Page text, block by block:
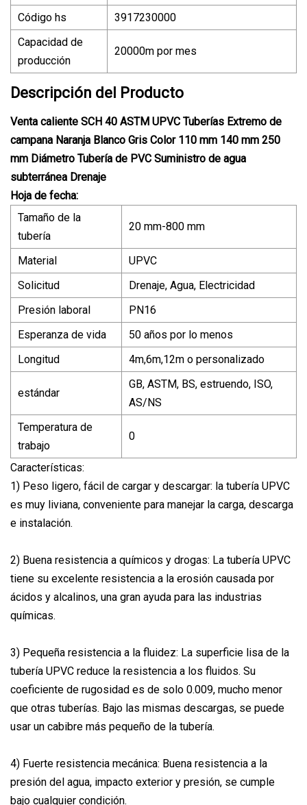
Código hs
3917230000
Capacidad de
producción
20000m por mes
Descripción del Producto
Venta caliente SCH 40 ASTM UPVC Tuberías Extremo de
campana Naranja Blanco Gris Color 110 mm 140 mm 250
mm Diámetro Tubería de PVC Suministro de agua
subterránea Drenaje
Hoja de fecha:
Tamaño de la
tubería
20 mm-800 mm
Material
UPVC
Solicitud
Drenaje, Agua, Electricidad
Presión laboral
PN16
Esperanza de vida
50 años por lo menos
Longitud
4m,6m,12m o personalizado
estándar
GB, ASTM, BS, estruendo, ISO,
AS/NS
Temperatura de
trabajo
0
Características:
1) Peso ligero, fácil de cargar y descargar: la tubería UPVC
es muy liviana, conveniente para manejar la carga, descarga
e instalación.
2) Buena resistencia a químicos y drogas: La tubería UPVC
tiene su excelente resistencia a la erosión causada por
ácidos y alcalinos, una gran ayuda para las industrias
químicas.
3) Pequeña resistencia a la fluidez: La superficie lisa de la
tubería UPVC reduce la resistencia a los fluidos. Su
coeficiente de rugosidad es de solo 0.009, mucho menor
que otras tuberías. Bajo las mismas descargas, se puede
usar un cabibre más pequeño de la tubería.
4) Fuerte resistencia mecánica: Buena resistencia a la
presión del agua, impacto exterior y presión, se cumple
bajo cualquier condición.